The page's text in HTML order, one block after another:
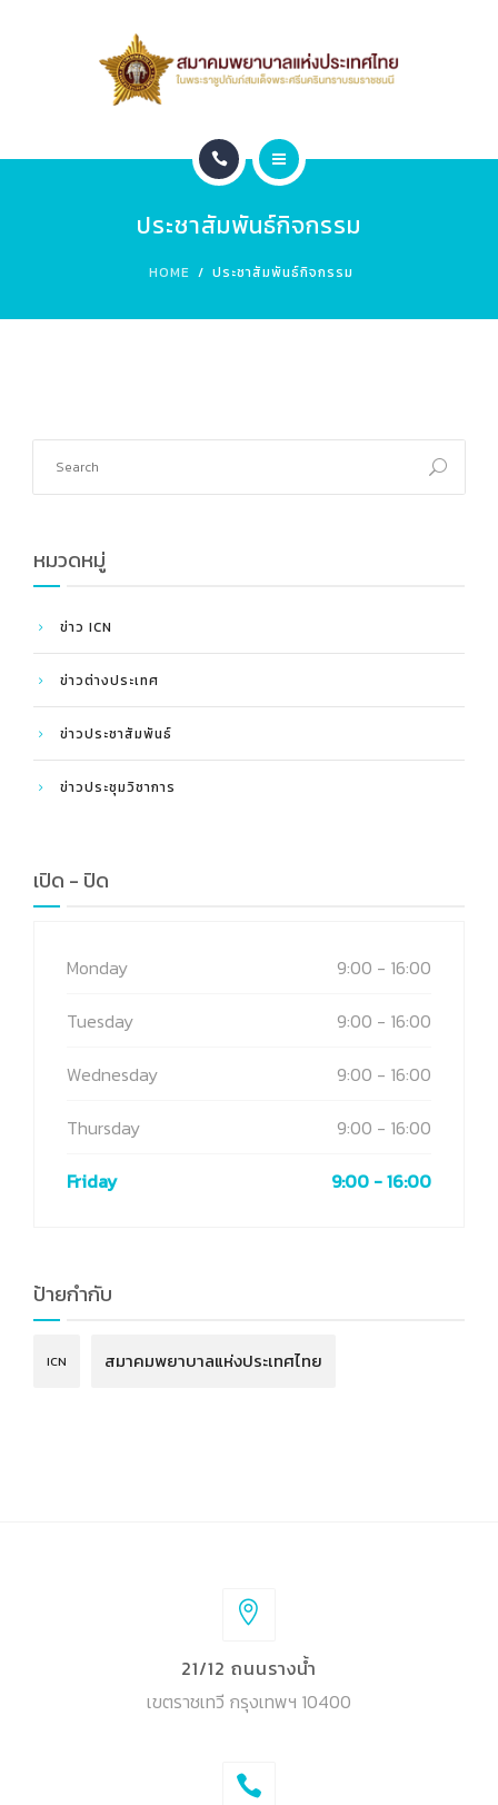
หน่วยงานภายใน
ข่าวประชาสัมพันธ์
ประชาสัมพันธ์กิจกรรม
HOME ประชาสัมพันธ์กิจกรรม
หมวดหมู่
ข่าว ICN
ข่าวต่างประเทศ
ข่าวประชาสัมพันธ์
ข่าวประชุมวิชาการ
เปิด - ปิด
Monday
9:00 - 16:00
Tuesday
9:00 - 16:00
Wednesday
9:00 - 16:00
Thursday
9:00 - 16:00
Friday
9:00 - 16:00
ป้ายกำกับ
ICN สมาคมพยาบาลแห่งประเทศไทย
21/12 ถนนรางน้ำ
เขตราชเทวี กรุงเทพฯ 10400